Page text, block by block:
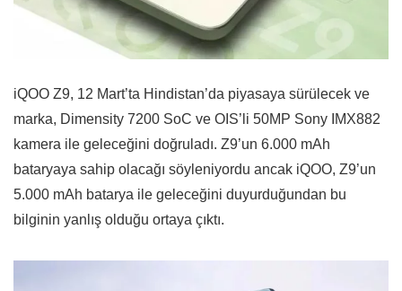
iQOO Z9, 12 Mart’ta Hindistan’da piyasaya sürülecek ve
marka, Dimensity 7200 SoC ve OIS’li 50MP Sony IMX882
kamera ile geleceğini doğruladı. Z9’un 6.000 mAh
bataryaya sahip olacağı söyleniyordu ancak iQOO, Z9’un
5.000 mAh batarya ile geleceğini duyurduğundan bu
bilginin yanlış olduğu ortaya çıktı.